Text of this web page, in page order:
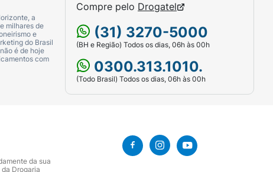
a
milhares de
e
do Brasil
é de hoje
com
Compre pelo Drogatel
(31) 3270-5000
(BH e Região) Todos os dias, 06h às 00h
0300.313.1010.
(Todo Brasil) Todos os dias, 06h às 00h
da sua
Drogaria